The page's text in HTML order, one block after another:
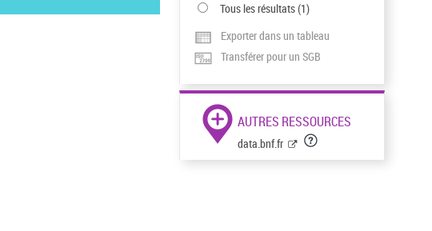
Tous les résultats(1)
Exporter dans un tableau
Transférer pour un SGB
AUTRES RESSOURCES
data.bnf.fr